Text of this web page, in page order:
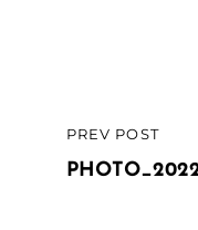
PREVIOUS
POST
PREV POST